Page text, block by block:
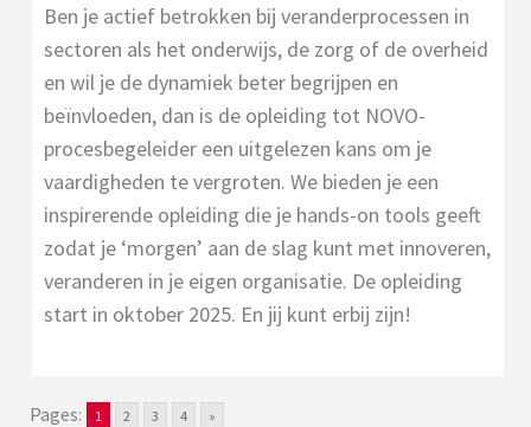
Ben je actief betrokken bij veranderprocessen in
sectoren als het onderwijs, de zorg of de overheid
en wil je de dynamiek beter begrijpen en
beïnvloeden, dan is de opleiding tot NOVO-
procesbegeleider een uitgelezen kans om je
vaardigheden te vergroten. We bieden je een
inspirerende opleiding die je hands-on tools geeft
zodat je ‘morgen’ aan de slag kunt met innoveren,
veranderen in je eigen organisatie. De opleiding
start in oktober 2025. En jij kunt erbij zijn!
Pages: 1 2 3 4 »